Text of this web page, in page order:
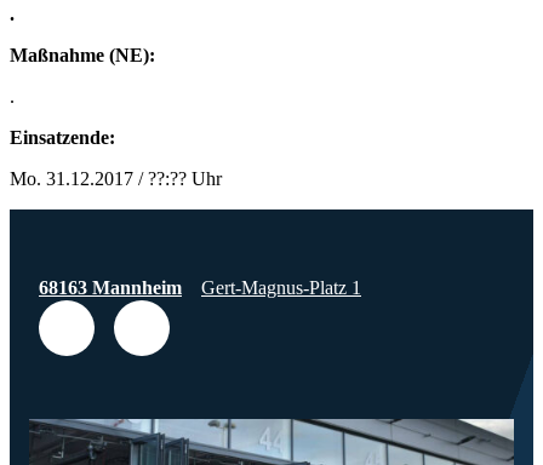
.
Maßnahme (NE):
.
Einsatzende:
Mo. 31.12.2017 / ??:?? Uhr
68163 Mannheim Gert-Magnus-Platz 1